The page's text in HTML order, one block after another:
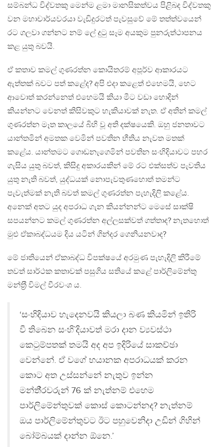
සම්බන්ධ විද්වතකු මෙන්ම ළමා මානසිකත්වය පිළිබද විද්වතකු
වන මහාචාර්යවරයා වැඩිදුරටත් පැවසුවේ මේ තත්ත්වයෙන්
රට ගලවා ගන්නට නම් ලේ දුටු සෑම අයකුම පුනරුත්ථාපනය
කළ යුතු බවයි.
ඒ කතාව කමල් ගුණරත්න කොයිතරම් අපූර්ව ආකාරයට
ඇත්තක් බවට පත් කළේද? අපි එදා කළෙත් එහෙමයි, හෙට
ආවොත් කරන්නෙත් එහෙමයි කියා මීට වඩා හොදින්
කියන්නට වෙනත් කිසිවකුට හැකියාවක් නැත. ඒ අතින් කමල්
ගුණරත්න මෑත කාලයේ බිහි වූ අති දක්ෂයෙකි. ඔහු ජනතාවට
යාන්තමින් අමතක වෙමින් පවතින භීතිය නැවත මතක්
කළේය. යාන්තමට ගොඩනැගෙමින් පවතින සංහිදියාවට පහර
ගැසිය යුතු බවත්, කිසිදු අකාරයකින් මේ රට එක්සත්ව පැවතිය
යුතු නැති බවත්, යුද්ධයක් නොපැවතුණහොත් තමන්ට
පැවැත්මක් නැති බවත් කමල් ගුණරත්න පැහැදිලි කළේය.
අනෙක් අතට යුද අපරාධ ගැන කියන්නන්ට මෙසේ සාක්ෂි
සපයන්නට කමල් ගුණරත්න අල්ලසක්වත් ගත්තාද? නැතහොත්
මුළු ඒකාබද්ධයම දිය යටින් ගින්දර ගෙනියනවාද?
මේ ජාතියෙන් ඒකාබද්ධ විපක්ෂයේ අරමුණ පැහැදිලි කිරීමේ
තවත් සාර්ථක කතාවක් පසුගිය සතියේ කළේ පාර්ලිමේන්තු
මන්ත‍්‍රී විමල් වීරවංශ ය.
‘සංහිදියාව හැදෙනවයි කියලා බණ කියමින් ඉතිරි
වී තිබෙන සංහි`දියාවත් මරා දාන ව්‍යවස්ථා
කෙටුම්පතක් තමයි අද අප ඉදිරියේ සාකච්ඡා
වෙන්නේ. ඒ වගේ භයානක අපරාධයක් කරන
කොට අත උස්සන්නේ නැතුව ඉන්න
මන්තී‍්‍රවරුන් 76 ක් නැත්නම් එහෙම
පාර්ලිමේන්තුවක් කොස් කොටන්නද? නැත්නම්
ඔය පාර්ලිමේන්තුවට ඊට පහුවෙනිදා උඩින් ගිහින්
බෝම්බයක් දාන්න ඕනෙ.’